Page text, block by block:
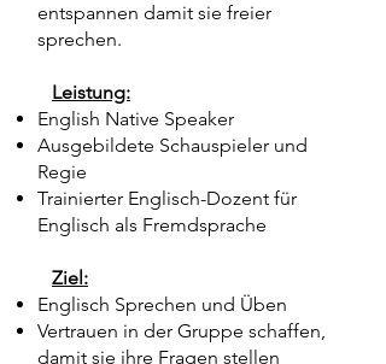
entspannen damit sie freier
sprechen.
Leistung:​
English Native Speaker
Ausgebildete Schauspieler und
Regie
Trainierter Englisch-Dozent für
Englisch als Fremdsprache
Ziel:
Englisch Sprechen und Üben
Vertrauen in der Gruppe schaffen,
damit sie ihre Fragen stellen